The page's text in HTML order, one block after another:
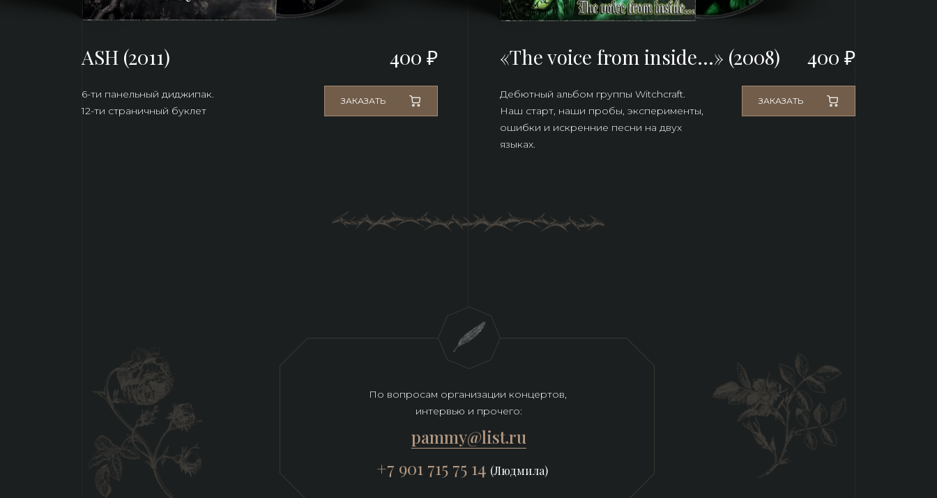
ASH (2011) «The voice from inside...» (2008) 400 ₽
Дебютный альбом группы Witchcraft.
Наш старт, наши пробы, эксперименты,
ошибки и искренние песни на двух
языках.
6-ти панельный диджипак.
12-ти страничный буклет
400 ₽
ЗАКАЗАТЬ ЗАКАЗАТЬ
По вопросам организации концертов,
интервью и прочего:
pammy@list.ru
+7 901 715 75 14 (Людмила)